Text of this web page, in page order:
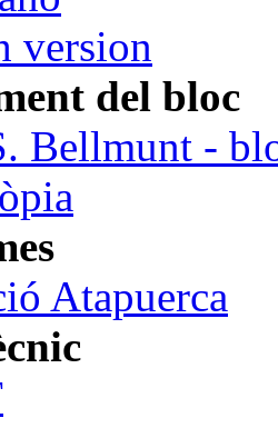
version
del bloc
Bellmunt -
Atapuerca